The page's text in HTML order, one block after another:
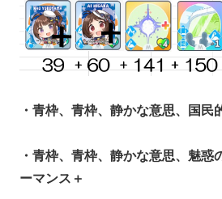
・青枠、青枠、静かな意思、国民
・青枠、青枠、静かな意思、魅惑
ーマンス＋